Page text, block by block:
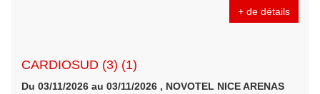
+ de détails
CARDIOSUD (3) (1)
Du 03/11/2026 au 03/11/2026 , NOVOTEL NICE ARENAS